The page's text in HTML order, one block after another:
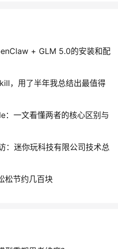
+ GLM 5.0的安装和配
，用了半年我总结出最值得
一文看懂两者的核心区别与
：迷你玩科技有限公司技术总
松节约几百块